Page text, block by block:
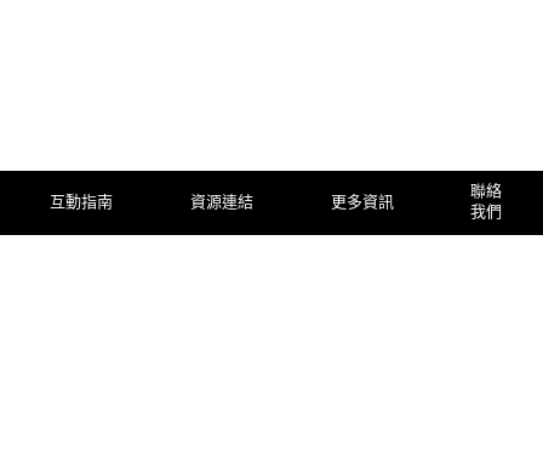
互動指南 資源連結 更多資訊
聯絡
我們